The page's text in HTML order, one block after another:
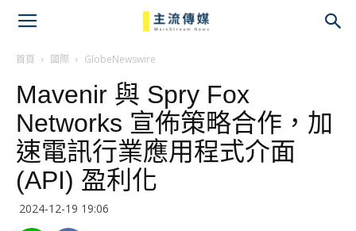
首頁 國際 GlobeNewswire
Mavenir 與 Spry Fox
Networks 宣佈策略合作，加
速電訊行業應用程式介面
(API) 盈利化
2024-12-19 19:06